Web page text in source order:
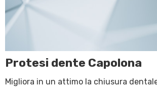
Protesi dente Capolona
Migliora in un attimo la chiusura